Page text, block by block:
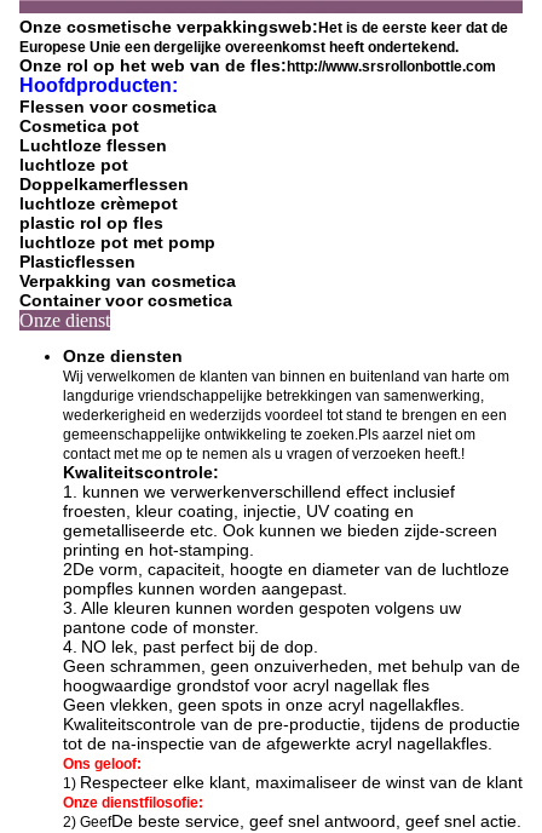
Onze cosmetische verpakkingsweb: Het is de eerste keer dat de
Europese Unie een dergelijke overeenkomst heeft ondertekend.
Onze rol op het web van de fles: http://www.srsrollonbottle.com
Hoofdproducten:
Flessen voor cosmetica
Cosmetica pot
Luchtloze flessen
luchtloze pot
Doppelkamerflessen
luchtloze crèmepot
plastic rol op fles
luchtloze pot met pomp
Plasticflessen
Verpakking van cosmetica
Container voor cosmetica
Onze dienst
Onze diensten
Wij verwelkomen de klanten van binnen en buitenland van harte om
langdurige vriendschappelijke betrekkingen van samenwerking,
wederkerigheid en wederzijds voordeel tot stand te brengen en een
gemeenschappelijke ontwikkeling te zoeken.Pls aarzel niet om
contact met me op te nemen als u vragen of verzoeken heeft.!
Kwaliteitscontrole:
1. kunnen we verwerkenverschillend effect inclusief
froesten, kleur coating, injectie, UV coating en
gemetalliseerde etc. Ook kunnen we bieden zijde-screen
printing en hot-stamping.
2De vorm, capaciteit, hoogte en diameter van de luchtloze
pompfles kunnen worden aangepast.
3. Alle kleuren kunnen worden gespoten volgens uw
pantone code of monster.
4. NO lek, past perfect bij de dop.
Geen schrammen, geen onzuiverheden, met behulp van de
hoogwaardige grondstof voor acryl nagellak fles
Geen vlekken, geen spots in onze acryl nagellakfles.
Kwaliteitscontrole van de pre-productie, tijdens de productie
tot de na-inspectie van de afgewerkte acryl nagellakfles.
Ons geloof:
1) Respecteer elke klant, maximaliseer de winst van de klant
Onze dienstfilosofie:
2) GeefDe beste service, geef snel antwoord, geef snel actie.